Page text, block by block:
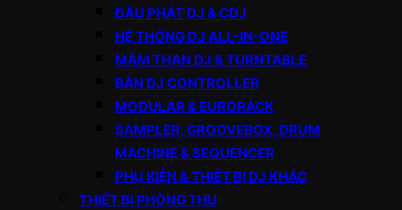
ĐẦU PHÁT DJ & CDJ
HỆ THỐNG DJ ALL-IN-ONE
MÂM THAN DJ & TURNTABLE
BÀN DJ CONTROLLER
MODULAR & EURORACK
SAMPLER, GROOVEBOX, DRUM
MACHINE & SEQUENCER
PHỤ KIỆN & THIẾT BỊ DJ KHÁC
THIẾT BỊ PHÒNG THU